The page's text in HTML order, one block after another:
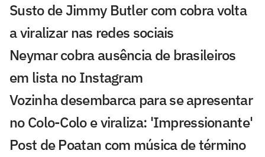
Susto de Jimmy Butler com cobra volta
a viralizar nas redes sociais
Neymar cobra ausência de brasileiros
em lista no Instagram
Vozinha desembarca para se apresentar
no Colo-Colo e viraliza: 'Impressionante'
Post de Poatan com música de término